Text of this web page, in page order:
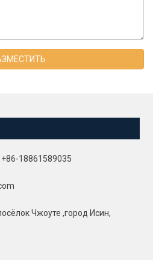
18861589035
Чжоуте ,город Исин,